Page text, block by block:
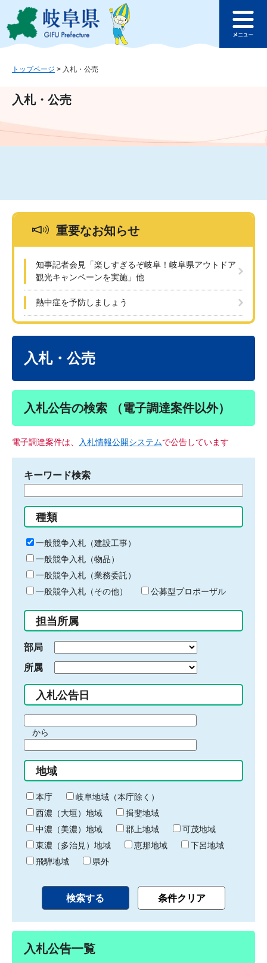
ジ
ュ
文
このページの本文へ
ュ
トップページ > 入札・公売
入札・公売
重要なお知らせ
知事記者会見「楽しすぎるぞ岐阜！岐阜県アウトドア
観光キャンペーンを実施」他
熱中症を予防しましょう
入札・公売
入札公告の検索 （電子調達案件以外）
電子調達案件は、 入札情報公開システムで公告しています
キーワード検索
る
キ
ー
ワ
ー
ド
入
力
種類
一般競争入札（建設工事）
一般競争入札（物品）
一般競争入札（業務委託）
一般競争入札（その他）
公募型プロポーザル
担当所属
部局
所属
入札公告日
間
始
り
から
間
終
わ
り
地域
本庁
岐阜地域（本庁除く）
西濃（大垣）地域
揖斐地域
中濃（美濃）地域
郡上地域
可茂地域
東濃（多治見）地域
恵那地域
下呂地域
飛騨地域
県外
入札公告一覧